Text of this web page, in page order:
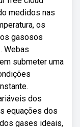
medidos nas
os
gasosos
Webas
submeter uma
dos
equações dos
gases ideais,